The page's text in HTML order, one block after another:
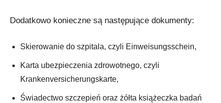
Dodatkowo konieczne są następujące dokumenty:
Skierowanie do szpitala, czyli Einweisungsschein,
Karta ubezpieczenia zdrowotnego, czyli
Krankenversicherungskarte,
Świadectwo szczepień oraz żółta książeczka badań